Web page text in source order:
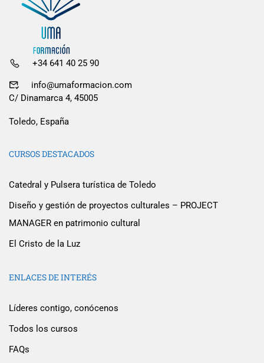
+34 641 40 25 90
info@umaformacion.com
C/ Dinamarca 4, 45005
Toledo, España
CURSOS DESTACADOS
Catedral y Pulsera turística de Toledo
Diseño y gestión de proyectos culturales – PROJECT
MANAGER en patrimonio cultural
El Cristo de la Luz
ENLACES DE INTERÉS
Líderes contigo, conócenos
Todos los cursos
FAQs